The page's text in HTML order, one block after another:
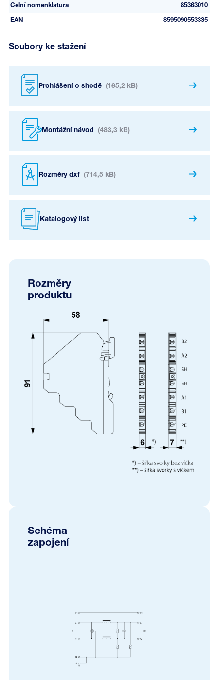
Celní nomenklatura 85363010
EAN 8595090553335
Soubory ke stažení
Prohlášení o shodě (165,2 kB)
Montážní návod (483,3 kB)
Rozměry dxf (714,5 kB)
Katalogový list
Rozměry
produktu
Schéma
zapojení